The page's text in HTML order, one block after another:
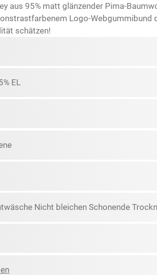
aus 95% matt glänzender Pima-
Logo-Webgummibund
schätzen!
EL
Nicht bleichen Schonende